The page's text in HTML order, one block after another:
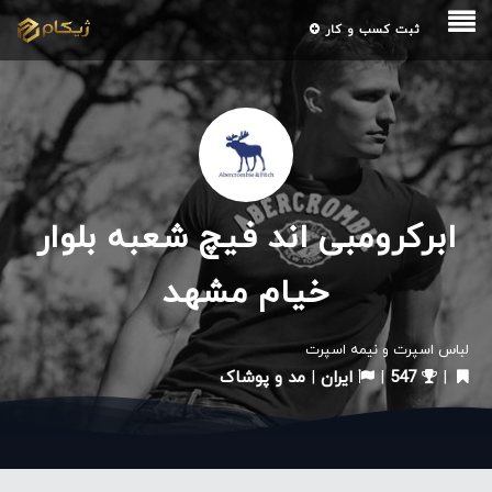
ابرکرومبی اند فیچ شعبه بلوار
خیام مشهد
لباس اسپرت و نیمه اسپرت
|
547
| ایران | مد و پوشاک
ثبت کسب و کار